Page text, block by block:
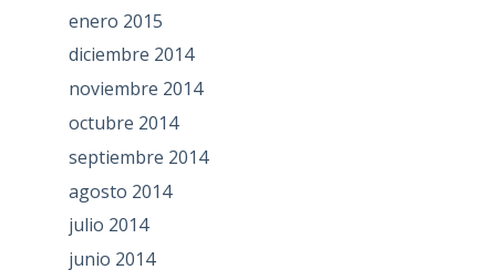
enero 2015
diciembre 2014
noviembre 2014
octubre 2014
septiembre 2014
agosto 2014
julio 2014
junio 2014